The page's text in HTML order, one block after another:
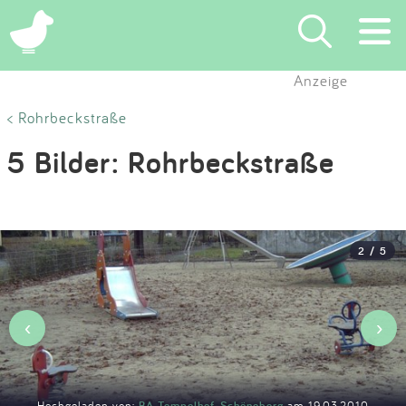
×
Eintragen
Blog
Partner
Kontakt
Anzeige
< Rohrbeckstraße
5 Bilder: Rohrbeckstraße
2 / 5
‹ ›